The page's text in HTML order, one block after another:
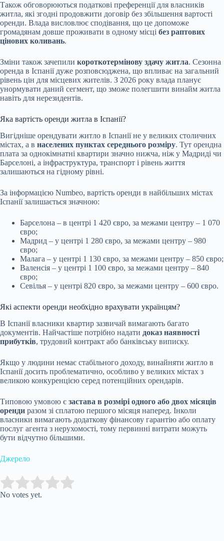
Також обговорюються податкові преференції для власників
житла, які згодні продовжити договір без збільшення вартості
оренди. Влада висловлює сподівання, що це допоможе
громадянам довше проживати в одному місці без раптових
цінових коливань.
Зміни також зачепили короткотермінову здачу житла. Сезонна
оренда в Іспанії дуже розповсюджена, що впливає на загальний
рівень цін для місцевих жителів. З 2026 року влада планує
унормувати даний сегмент, що зможе полегшити винайм житла
навіть для нерезидентів.
Яка вартість оренди житла в Іспанії?
Вигідніше орендувати житло в Іспанії не у великих столичних
містах, а в населених пунктах середнього розміру. Тут орендна
плата за однокімнатні квартири значно нижча, ніж у Мадриді чи
Барселоні, а інфраструктура, транспорт і рівень життя
залишаються на гідному рівні.
За інформацією Numbeo, вартість оренди в найбільших містах
Іспанії залишається значною:
Барселона – в центрі 1 420 євро, за межами центру – 1 070
євро;
Мадрид – у центрі 1 280 євро, за межами центру – 980
євро;
Малага – у центрі 1 130 євро, за межами центру – 850 євро;
Валенсія – у центрі 1 100 євро, за межами центру – 840
євро;
Севілья – у центрі 820 євро, за межами центру – 600 євро.
Які аспекти оренди необхідно врахувати українцям?
В Іспанії власники квартир зазвичай вимагають багато
документів. Найчастіше потрібно надати доказ наявності
прибутків, трудовий контракт або банківську виписку.
Якщо у людини немає стабільного доходу, винайняти житло в
Іспанії досить проблематично, особливо у великих містах з
великою конкуренцією серед потенційних орендарів.
Типовою умовою є застава в розмірі одного або двох місяців
оренди разом зі сплатою першого місяця наперед. Інколи
власники вимагають додаткову фінансову гарантію або оплату
послуг агента з нерухомості, тому первинні витрати можуть
бути відчутно більшими.
Джерело
Rate this item:
No votes yet.